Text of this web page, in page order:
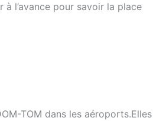
l’avance pour savoir la place
TOM dans les aéroports.Elles